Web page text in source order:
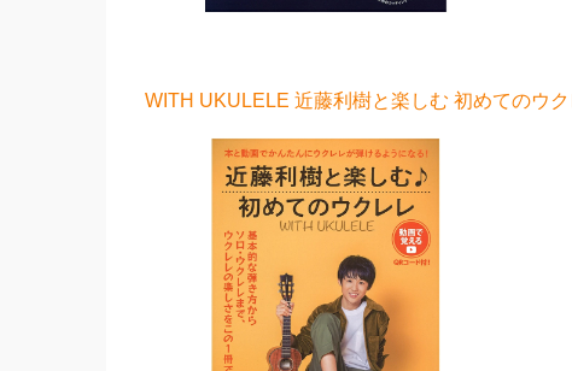
WITH UKULELE 近藤利樹と楽しむ 初めてのウ